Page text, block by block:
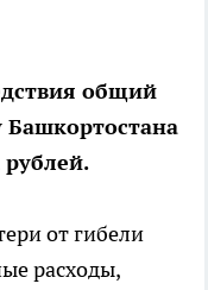
общий
Башкортостана
от гибели
расходы,